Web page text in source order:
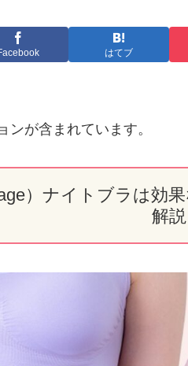
はてブ
ンが含まれています。
）ナイトブラは効
解説